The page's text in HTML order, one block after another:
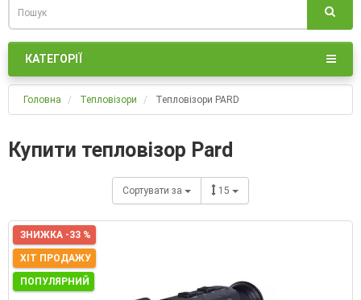
КАТЕГОРІЇ
Головна Тепловізори Тепловізори PARD
Купити тепловізор Pard
Сортувати за 15
ЗНИЖКА -33 %
ХІТ ПРОДАЖУ
ПОПУЛЯРНИЙ